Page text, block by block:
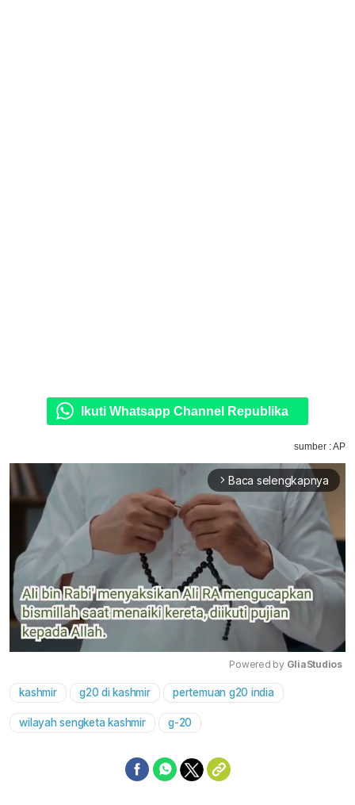
Ikuti Whatsapp Channel Republika
sumber : AP
arrow_forward_ios Baca selengkapnya
Powered by GliaStudios
kashmir g20 di kashmir pertemuan g20 india
wilayah sengketa kashmir g-20